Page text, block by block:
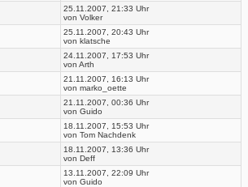
25.11.2007, 21:33 Uhr
von Volker
25.11.2007, 20:43 Uhr
von klatsche
24.11.2007, 17:53 Uhr
von Arth
21.11.2007, 16:13 Uhr
von marko_oette
21.11.2007, 00:36 Uhr
von Guido
18.11.2007, 15:53 Uhr
von Tom Nachdenk
18.11.2007, 13:36 Uhr
von Deff
13.11.2007, 22:09 Uhr
von Guido